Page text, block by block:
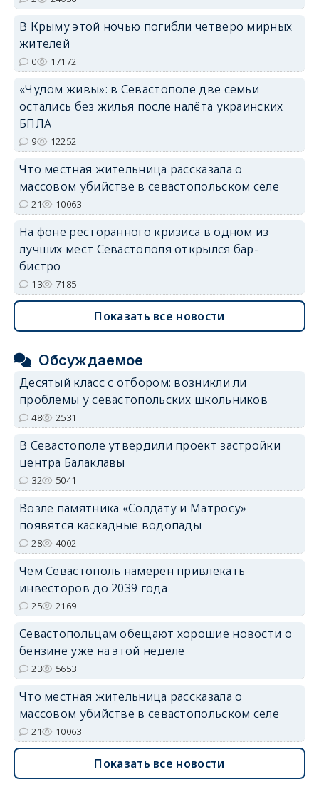
В Крыму этой ночью погибли четверо мирных
жителей
0 17172
«Чудом живы»: в Севастополе две семьи
остались без жилья после налёта украинских
БПЛА
9 12252
Что местная жительница рассказала о
массовом убийстве в севастопольском селе
21 10063
На фоне ресторанного кризиса в одном из
лучших мест Севастополя открылся бар-
бистро
13 7185
Показать все новости
Обсуждаемое
Десятый класс с отбором: возникли ли
проблемы у севастопольских школьников
48 2531
В Севастополе утвердили проект застройки
центра Балаклавы
32 5041
Возле памятника «Солдату и Матросу»
появятся каскадные водопады
28 4002
Чем Севастополь намерен привлекать
инвесторов до 2039 года
25 2169
Севастопольцам обещают хорошие новости о
бензине уже на этой неделе
23 5653
Что местная жительница рассказала о
массовом убийстве в севастопольском селе
21 10063
Показать все новости